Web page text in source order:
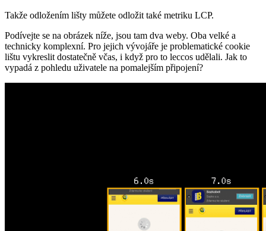
Takže odložením lišty můžete odložit také metriku LCP.
Podívejte se na obrázek níže, jsou tam dva weby. Oba velké a
technicky komplexní. Pro jejich vývojáře je problematické cookie
lištu vykreslit dostatečně včas, i když pro to leccos udělali. Jak to
vypadá z pohledu uživatele na pomalejším připojení?